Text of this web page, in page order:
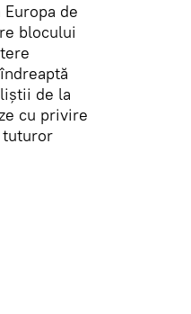
de
blocului
de la
cu privire
tuturor